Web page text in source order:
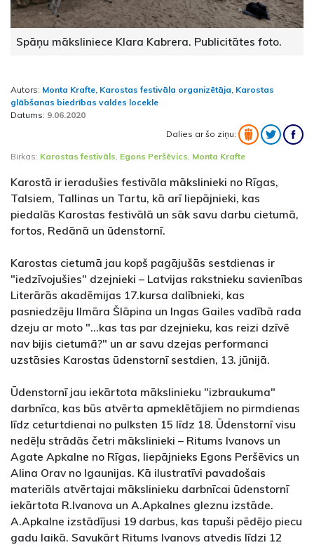
Spāņu māksliniece Klara Kabrera. Publicitātes foto.
Autors: Monta Krafte, Karostas festivāla organizētāja, Karostas
glābšanas biedrības valdes locekle
Datums: 9.06.2020
Dalies ar šo ziņu:
Birkas: Karostas festivāls, Egons Peršēvics, Monta Krafte
Karostā ir ieradušies festivāla mākslinieki no Rīgas,
Talsiem, Tallinas un Tartu, kā arī liepājnieki, kas
piedalās Karostas festivālā un sāk savu darbu cietumā,
fortos, Redānā un ūdenstornī.
Karostas cietumā jau kopš pagājušās sestdienas ir
"iedzīvojušies" dzejnieki – Latvijas rakstnieku savienības
Literārās akadēmijas 17.kursa dalībnieki, kas
pasniedzēju Ilmāra Šlāpina un Ingas Gailes vadībā rada
dzeju ar moto "...kas tas par dzejnieku, kas reizi dzīvē
nav bijis cietumā?" un ar savu dzejas performanci
uzstāsies Karostas ūdenstornī sestdien, 13. jūnijā.
Ūdenstornī jau iekārtota mākslinieku "izbraukuma"
darbnīca, kas būs atvērta apmeklētājiem no pirmdienas
līdz ceturtdienai no pulksten 15 līdz 18. Ūdenstornī visu
nedēļu strādās četri mākslinieki – Ritums Ivanovs un
Agate Apkalne no Rīgas, liepājnieks Egons Peršēvics un
Alina Orav no Igaunijas. Kā ilustratīvi pavadošais
materiāls atvērtajai mākslinieku darbnīcai ūdenstornī
iekārtota R.Ivanova un A.Apkalnes gleznu izstāde.
A.Apkalne izstādījusi 19 darbus, kas tapuši pēdējo piecu
gadu laikā. Savukārt Ritums Ivanovs atvedis līdzi 12